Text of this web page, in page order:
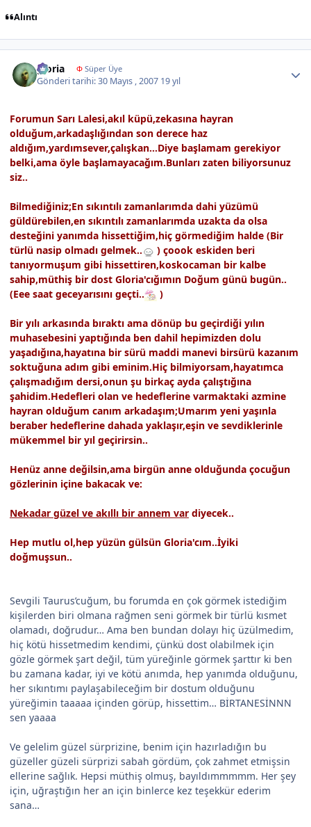
Alıntı
gloria ΦSüper Üye
Gönderi tarihi:30 Mayıs , 2007 19 yıl
Forumun Sarı Lalesi,akıl küpü,zekasına hayran
olduğum,arkadaşlığından son derece haz
aldığım,yardımsever,çalışkan...Diye başlamam gerekiyor
belki,ama öyle başlamayacağım.Bunları zaten biliyorsunuz
siz..
Bilmediğiniz;En sıkıntılı zamanlarımda dahi yüzümü
güldürebilen,en sıkıntılı zamanlarımda uzakta da olsa
desteğini yanımda hissettiğim,hiç görmediğim halde (Bir
türlü nasip olmadı gelmek..
) çoook eskiden beri
tanıyormuşum gibi hissettiren,koskocaman bir kalbe
sahip,müthiş bir dost Gloria'cığımın Doğum günü bugün..
(Eee saat geceyarısını geçti..
)
Bir yılı arkasında bıraktı ama dönüp bu geçirdiği yılın
muhasebesini yaptığında ben dahil hepimizden dolu
yaşadığına,hayatına bir sürü maddi manevi birsürü kazanım
soktuğuna adım gibi eminim.Hiç bilmiyorsam,hayatımca
çalışmadığım dersi,onun şu birkaç ayda çalıştığına
şahidim.Hedefleri olan ve hedeflerine varmaktaki azmine
hayran olduğum canım arkadaşım;Umarım yeni yaşınla
beraber hedeflerine dahada yaklaşır,eşin ve sevdiklerinle
mükemmel bir yıl geçirirsin..
Henüz anne değilsin,ama birgün anne olduğunda çocuğun
gözlerinin içine bakacak ve:
Nekadar güzel ve akıllı bir annem var diyecek..
Hep mutlu ol,hep yüzün gülsün Gloria'cım..İyiki
doğmuşsun..
Sevgili Taurus’cuğum, bu forumda en çok görmek istediğim
kişilerden biri olmana rağmen seni görmek bir türlü kısmet
olamadı, doğrudur… Ama ben bundan dolayı hiç üzülmedim,
hiç kötü hissetmedim kendimi, çünkü dost olabilmek için
gözle görmek şart değil, tüm yüreğinle görmek şarttır ki ben
bu zamana kadar, iyi ve kötü anımda, hep yanımda olduğunu,
her sıkıntımı paylaşabileceğim bir dostum olduğunu
yüreğimin taaaaa içinden görüp, hissettim… BİRTANESİNNN
sen yaaaa
Ve gelelim güzel sürprizine, benim için hazırladığın bu
güzeller güzeli sürprizi sabah gördüm, çok zahmet etmişsin
ellerine sağlık. Hepsi müthiş olmuş, bayıldımmmmm. Her şey
için, uğraştığın her an için binlerce kez teşekkür ederim
sana…